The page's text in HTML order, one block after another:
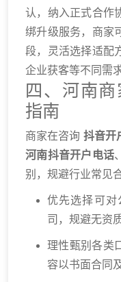
认，纳入正式合作
绑升级服务，商家
段，灵活选择适配
企业获客等不同需求
四、河南
指南
商家在咨询 抖音开
河南抖音开户电话
别，规避行业常见
优先选择可对
司，规避无资
理性甄别各类
容以书面合同